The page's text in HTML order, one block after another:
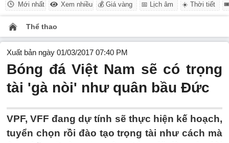
Mới nhất Xem nhiều 💰 Giá vàng 📅 Lịch âm ☀️ Thời tiết
Thể thao
Xuất bản ngày 01/03/2017 07:40 PM
Bóng đá Việt Nam sẽ có trọng
tài 'gà nòi' như quân bầu Đức
VPF, VFF đang dự tính sẽ thực hiện kế hoạch,
tuyển chọn rồi đào tạo trọng tài như cách mà